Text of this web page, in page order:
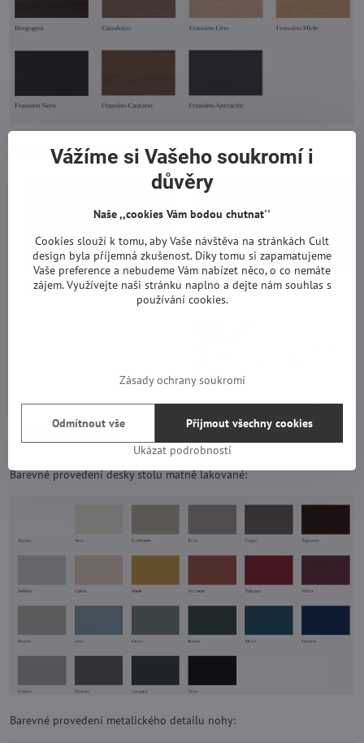
Barevné provedení mramoru:
Barevné provedení desky stolu matně lakované:
Barevné provedení metalického detailu nohy:
Vážíme si Vašeho soukromí i
důvěry
Naše ,,cookies Vám bodou chutnat''
Cookies slouží k tomu, aby Vaše návštěva na stránkách Cult
design byla příjemná zkušenost. Díky tomu si zapamatujeme
Vaše preference a nebudeme Vám nabízet něco, o co nemáte
zájem. Využívejte naši stránku naplno a dejte nám souhlas s
používání cookies.
Zásady ochrany soukromí
Ukázat podrobnosti
Přijmout všechny cookies
Odmítnout vše